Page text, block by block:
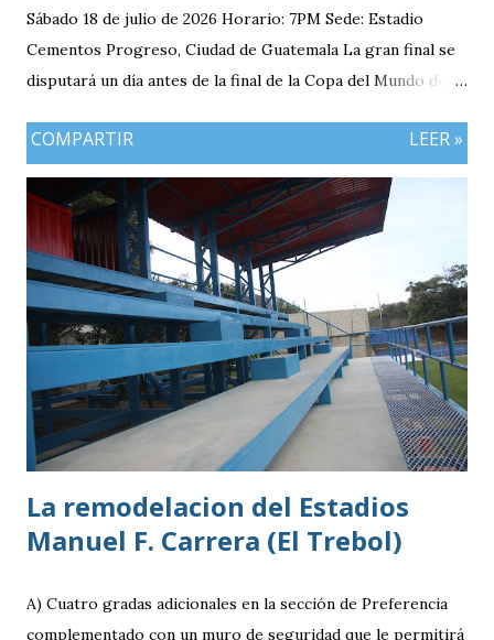
Sábado 18 de julio de 2026 Horario: 7PM Sede: Estadio
Cementos Progreso, Ciudad de Guatemala La gran final se
disputará un día antes de la final de la Copa del Mundo de la
especialmente futbolera para los aficionados
guatemaltecos. Antigua GFC llega al partido como el
equipo más regular del torneo tras g
COMPARTIR LEER »
La remodelacion del Estadios
Manuel F. Carrera (El Trebol)
A) Cuatro gradas adicionales en la sección de Preferencia
complementado con un muro de seguridad que le permitirá